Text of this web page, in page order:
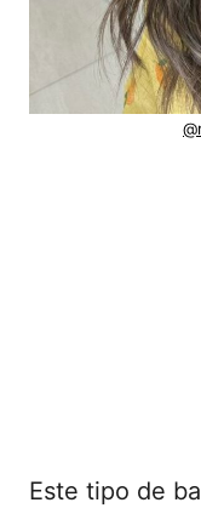
Este tipo de